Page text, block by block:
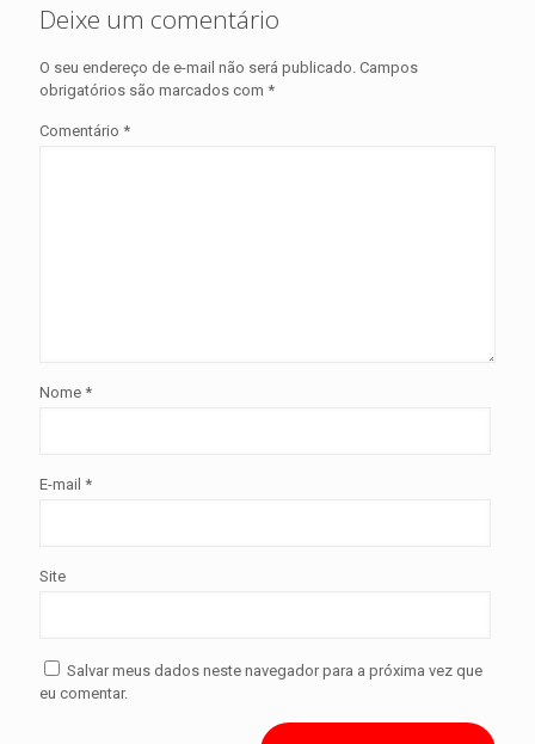
Deixe um comentário
O seu endereço de e-mail não será publicado. Campos
obrigatórios são marcados com *
Comentário *
Nome *
E-mail *
Site
Salvar meus dados neste navegador para a próxima vez que
eu comentar.